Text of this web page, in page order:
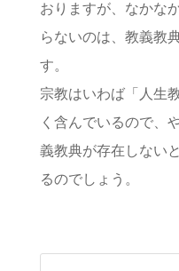
おりますが、なかな
らないのは、教義教
す。
宗教はいわば「人生
く含んでいるので、
義教典が存在しない
るのでしょう。